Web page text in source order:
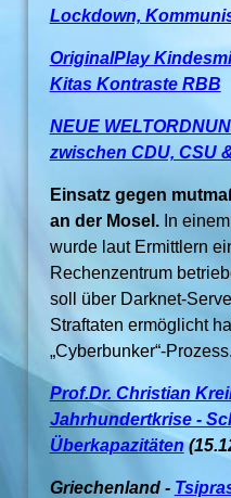
Lockdown,
OriginalPlay
Kitas Kontraste RBB
NEUE
zwischen CDU, CSU
Einsatz gegen
an der Mosel. In
wurde laut Ermittlern
Rechenzentrum
soll über Darknet-
Straftaten ermöglicht
„Cyberbunker“-
Prof.Dr. Christian
Jahrhundertkrise -
Überkapazitäten
Griechenland -